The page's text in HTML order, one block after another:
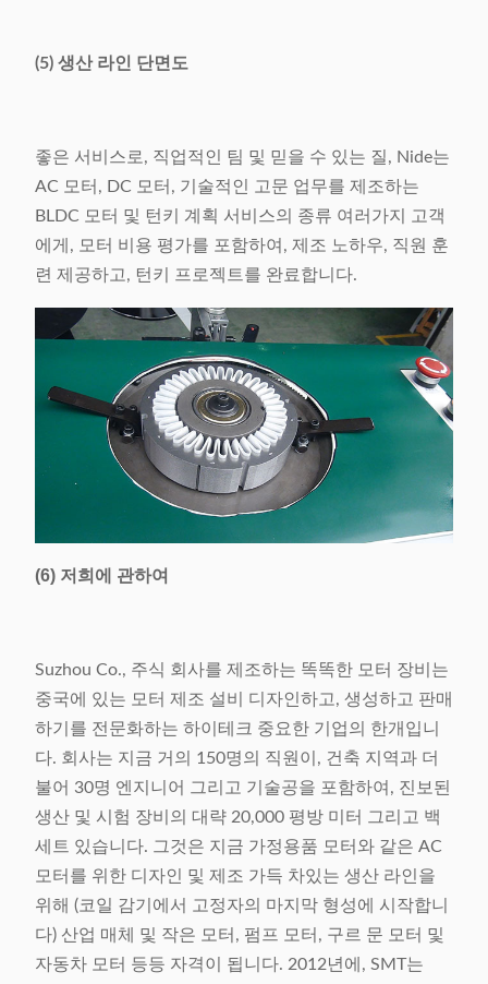
(5) 생산 라인 단면도
좋은 서비스로, 직업적인 팀 및 믿을 수 있는 질, Nide는
AC 모터, DC 모터, 기술적인 고문 업무를 제조하는
BLDC 모터 및 턴키 계획 서비스의 종류 여러가지 고객
에게, 모터 비용 평가를 포함하여, 제조 노하우, 직원 훈
련 제공하고, 턴키 프로젝트를 완료합니다.
(6) 저희에 관하여
Suzhou Co., 주식 회사를 제조하는 똑똑한 모터 장비는
중국에 있는 모터 제조 설비 디자인하고, 생성하고 판매
하기를 전문화하는 하이테크 중요한 기업의 한개입니
다. 회사는 지금 거의 150명의 직원이, 건축 지역과 더
불어 30명 엔지니어 그리고 기술공을 포함하여, 진보된
생산 및 시험 장비의 대략 20,000 평방 미터 그리고 백
세트 있습니다. 그것은 지금 가정용품 모터와 같은 AC
모터를 위한 디자인 및 제조 가득 차있는 생산 라인을
위해 (코일 감기에서 고정자의 마지막 형성에 시작합니
다) 산업 매체 및 작은 모터, 펌프 모터, 구르 문 모터 및
자동차 모터 등등 자격이 됩니다. 2012년에, SMT는